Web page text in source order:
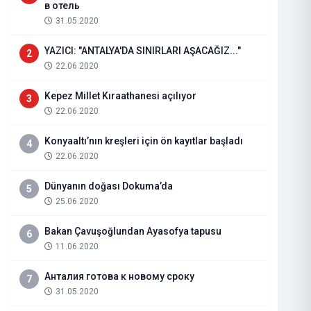
SEZERLER METAL SAHİBİ
в отель
31.05.2020
2 YAZICI: "ANTALYA'DA SINIRLARI AŞACAĞIZ..."
22.06.2020
3 Kepez Millet Kıraathanesi açılıyor
22.06.2020
4 Konyaaltı’nın kreşleri için ön kayıtlar başladı
22.06.2020
5 Dünyanın doğası Dokuma’da
25.06.2020
6 Bakan Çavuşoğlundan Ayasofya tapusu
11.06.2020
7 Анталия готова к новому сроку
31.05.2020